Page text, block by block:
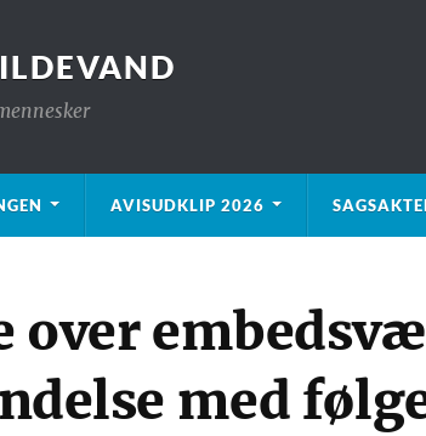
AVISUDKLIP 2026
over
med